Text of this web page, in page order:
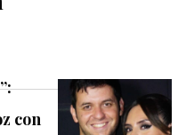
con